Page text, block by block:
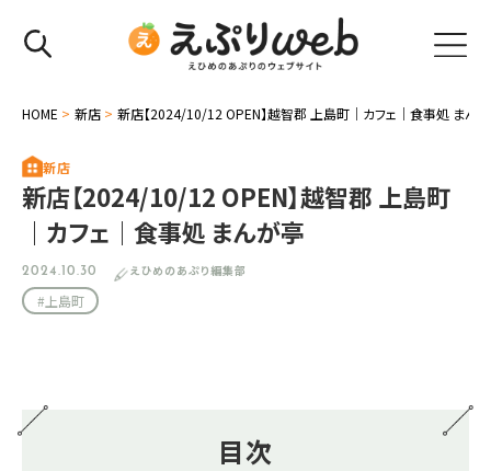
HOME > 新店 > 新店【2024/10/12 OPEN】越智郡 上島町｜カフェ｜食事処 まん
新店
新店【2024/10/12 OPEN】越智郡 上島町
｜カフェ｜食事処 まんが亭
2024.10.30 えひめのあぷり編集部
#上島町
目次